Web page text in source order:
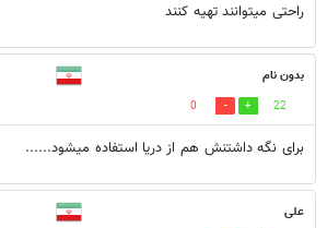
راحتی میتوانند تهیه کنند
بدون نام
22
0
برای نگه داشتنش هم از دریا استفاده میشود......
علی